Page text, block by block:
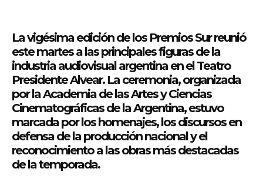
La vigésima edición de los Premios Sur reunió
este martes a las principales figuras de la
industria audiovisual argentina en el Teatro
Presidente Alvear. La ceremonia, organizada
por la Academia de las Artes y Ciencias
Cinematográficas de la Argentina, estuvo
marcada por los homenajes, los discursos en
defensa de la producción nacional y el
reconocimiento a las obras más destacadas
de la temporada.